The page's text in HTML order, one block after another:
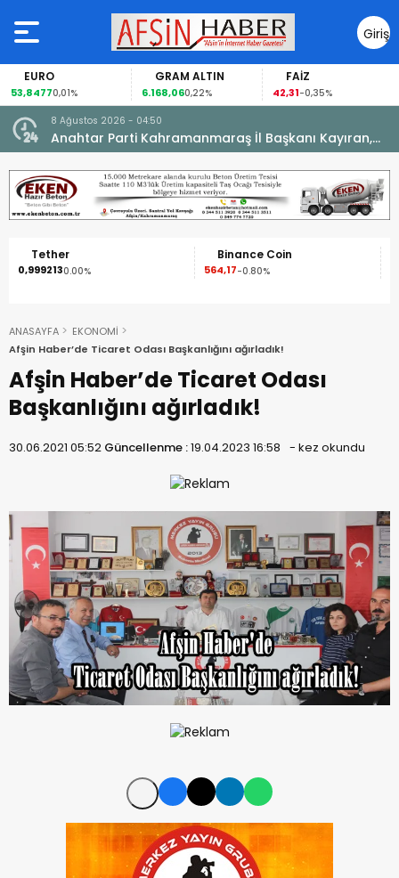
Giriş
Yap
EURO
53,84770,01%
GRAM ALTIN
6.168,060,22%
FAİZ
42,31-0,35%
8 Ağustos 2026 - 04:50
Anahtar Parti Kahramanmaraş İl Başkanı Kayıran,
Afşin Teşkilatı ile buluştu.
Tether
0,9992130.00%
Binance Coin
564,17-0.80%
ANASAYFA
EKONOMİ
Afşin Haber’de Ticaret Odası Başkanlığını ağırladık!
Afşin Haber’de Ticaret Odası
Başkanlığını ağırladık!
30.06.2021 05:52 Güncellenme :19.04.2023 16:58 - kez okundu